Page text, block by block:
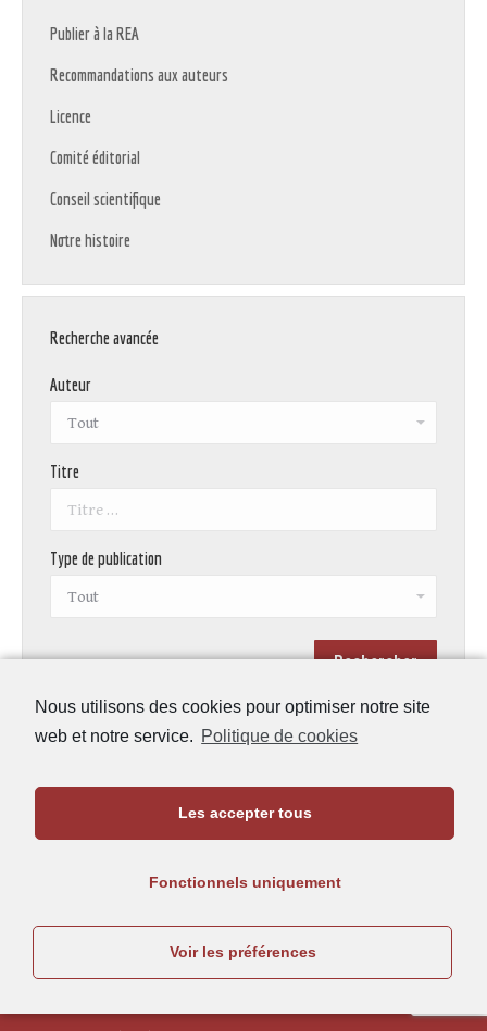
Nous utilisons des cookies pour optimiser notre site
web et notre service. Politique de cookies
Les accepter tous
Fonctionnels uniquement
Voir les préférences
Publier à la REA
Recommandations aux auteurs
Licence
Comité éditorial
Conseil scientifique
Notre histoire
Recherche avancée
Auteur
Titre
Type de publication
Actualités des études anciennes
H.A.L.